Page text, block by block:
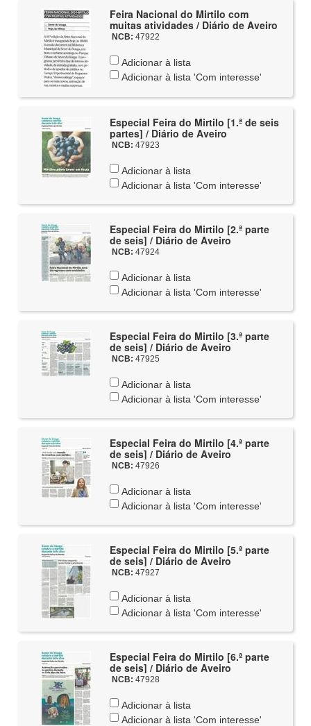
Feira Nacional do Mirtilo com
muitas atividades / Diário de Aveiro
NCB: 47922
Adicionar à lista
Adicionar à lista 'Com interesse'
Especial Feira do Mirtilo [1.ª de seis
partes] / Diário de Aveiro
NCB: 47923
Adicionar à lista
Adicionar à lista 'Com interesse'
Especial Feira do Mirtilo [2.ª parte
de seis] / Diário de Aveiro
NCB: 47924
Adicionar à lista
Adicionar à lista 'Com interesse'
Especial Feira do Mirtilo [3.ª parte
de seis] / Diário de Aveiro
NCB: 47925
Adicionar à lista
Adicionar à lista 'Com interesse'
Especial Feira do Mirtilo [4.ª parte
de seis] / Diário de Aveiro
NCB: 47926
Adicionar à lista
Adicionar à lista 'Com interesse'
Especial Feira do Mirtilo [5.ª parte
de seis] / Diário de Aveiro
NCB: 47927
Adicionar à lista
Adicionar à lista 'Com interesse'
Especial Feira do Mirtilo [6.ª parte
de seis] / Diário de Aveiro
NCB: 47928
Adicionar à lista
Adicionar à lista 'Com interesse'